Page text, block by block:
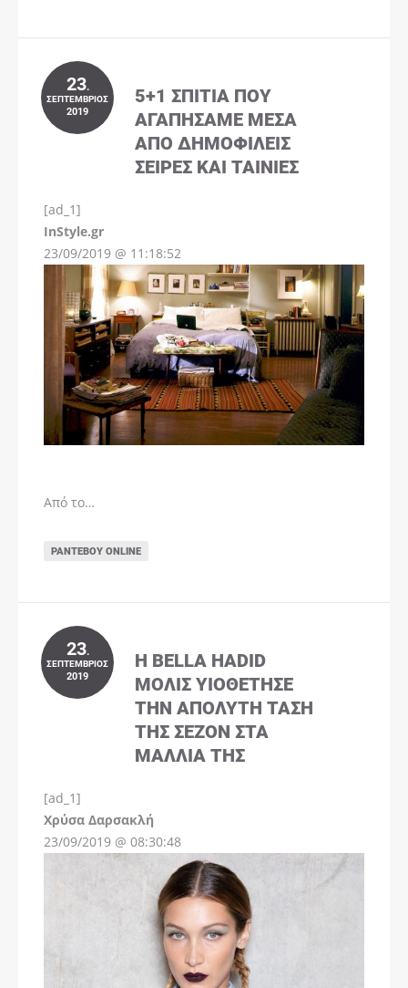
23.
ΣΕΠΤΈΜΒΡΙΟΣ
2019
5+1 ΣΠΊΤΙΑ ΠΟΥ
ΑΓΑΠΉΣΑΜΕ ΜΈΣΑ
ΑΠΌ ΔΗΜΟΦΙΛΕΊΣ
ΣΕΙΡΈΣ ΚΑΙ ΤΑΙΝΊΕΣ
[ad_1]
InStyle.gr
23/09/2019 @ 11:18:52
Από το…
ΡΑΝΤΕΒΟΎ ONLINE
23.
ΣΕΠΤΈΜΒΡΙΟΣ
2019
Η BELLA HADID
ΜΌΛΙΣ ΥΙΟΘΈΤΗΣΕ
ΤΗΝ ΑΠΌΛΥΤΗ ΤΆΣΗ
ΤΗΣ ΣΕΖΌΝ ΣΤΑ
ΜΑΛΛΙΆ ΤΗΣ
[ad_1]
Χρύσα Δαρσακλή
23/09/2019 @ 08:30:48